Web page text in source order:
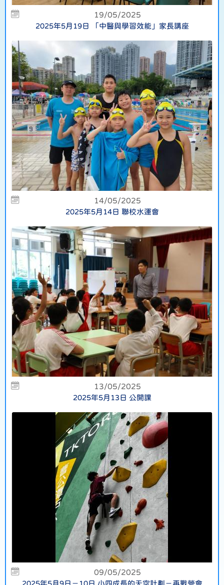
19/05/2025
2025年5月19日 「中醫與學習效能」家長講座
14/05/2025
2025年5月14日 聯校水運會
13/05/2025
2025年5月13日 公開課
09/05/2025
2025年5月9日－10日 小四成長的天空計劃－再戰營會